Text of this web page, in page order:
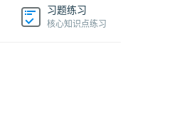
习题练习
核心知识点练习